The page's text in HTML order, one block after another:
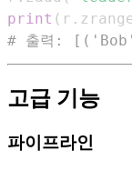
print ( r .
# 출력:
고급 기능
파이프라인